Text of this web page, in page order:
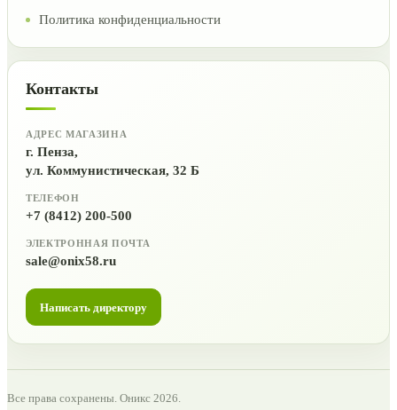
Политика конфиденциальности
Контакты
АДРЕС МАГАЗИНА
г. Пенза,
ул. Коммунистическая, 32 Б
ТЕЛЕФОН
+7 (8412) 200-500
ЭЛЕКТРОННАЯ ПОЧТА
sale@onix58.ru
Написать директору
Все права сохранены. Оникс 2026.